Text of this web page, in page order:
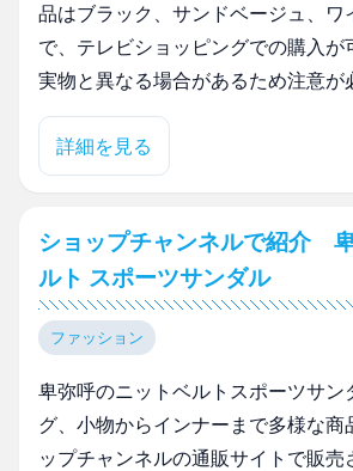
品はブラック、サンドベージュ、ワ
で、テレビショッピングでの購入が
実物と異なる場合があるため注意が
詳細を見る
ショップチャンネルで紹介
ルト スポーツサンダル
ファッション
卑弥呼のニットベルトスポーツサン
グ、小物からインナーまで多様な商
ップチャンネルの通販サイトで販売